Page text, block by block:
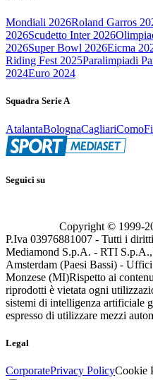
Mondiali 2026Roland Garros
2026Scudetto Inter 2026
2026Super Bowl 2026Eicma
Riding Fest 2025Paralimpiadi
2024Euro 2024
Squadra Serie A
AtalantaBolognaCagliariComo
Seguici su
Copyright © 1999-
P.Iva 03976881007 - Tutti i
Mediamond S.p.A. - RTI
Amsterdam (Paesi Bassi) -
Monzese (MI)Rispetto ai
riprodotti è vietata ogni
sistemi di intelligenza artificiale
espresso di utilizzare mezzi
Legal
CorporatePrivacy PolicyCookie